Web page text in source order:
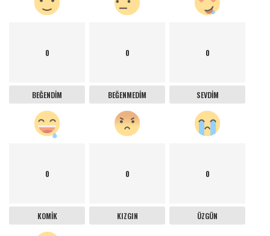
0
BEĞENDIM
0
BEĞENMEDIM
0
SEVDIM
0
KOMIK
0
KIZGIN
0
ÜZGÜN